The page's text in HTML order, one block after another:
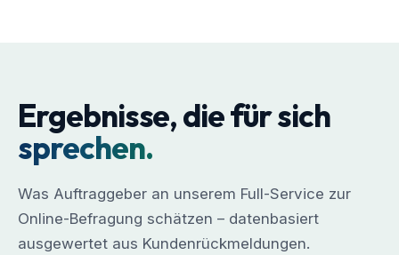
Ergebnisse, die für sich
sprechen.
Was Auftraggeber an unserem Full-Service zur
Online-Befragung schätzen – datenbasiert
ausgewertet aus Kundenrückmeldungen.